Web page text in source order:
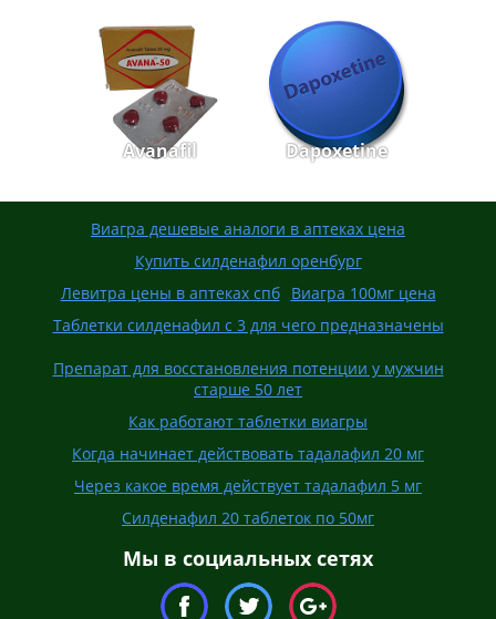
Avanafil Dapoxetine
Виагра дешевые аналоги в аптеках цена
Купить силденафил оренбург
Левитра цены в аптеках спб
Виагра 100мг цена
Таблетки силденафил с 3 для чего предназначены
Препарат для восстановления потенции у мужчин
старше 50 лет
Как работают таблетки виагры
Когда начинает действовать тадалафил 20 мг
Через какое время действует тадалафил 5 мг
Силденафил 20 таблеток по 50мг
Мы в социальных сетях